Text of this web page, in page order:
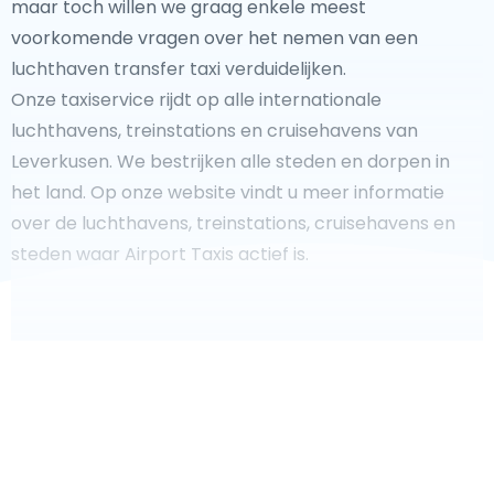
maar toch willen we graag enkele meest
voorkomende vragen over het nemen van een
luchthaven transfer taxi verduidelijken.
Onze taxiservice rijdt op alle internationale
luchthavens, treinstations en cruisehavens van
Leverkusen. We bestrijken alle steden en dorpen in
het land. Op onze website vindt u meer informatie
over de luchthavens, treinstations, cruisehavens en
steden waar Airport Taxis actief is.